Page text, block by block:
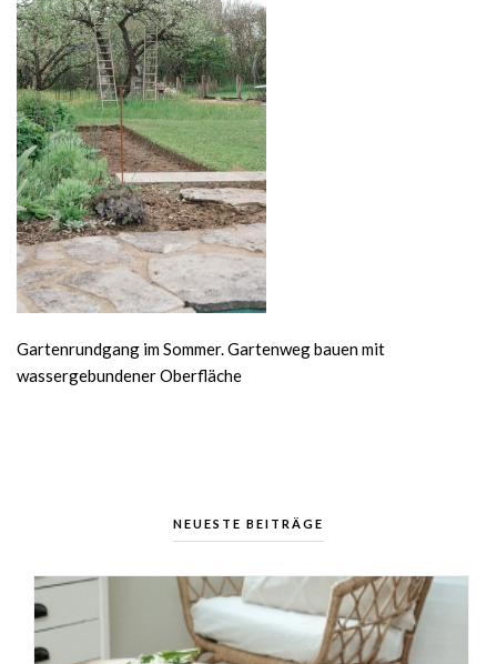
Gartenrundgang im Sommer. Gartenweg bauen mit
wassergebundener Oberfläche
NEUESTE BEITRÄGE